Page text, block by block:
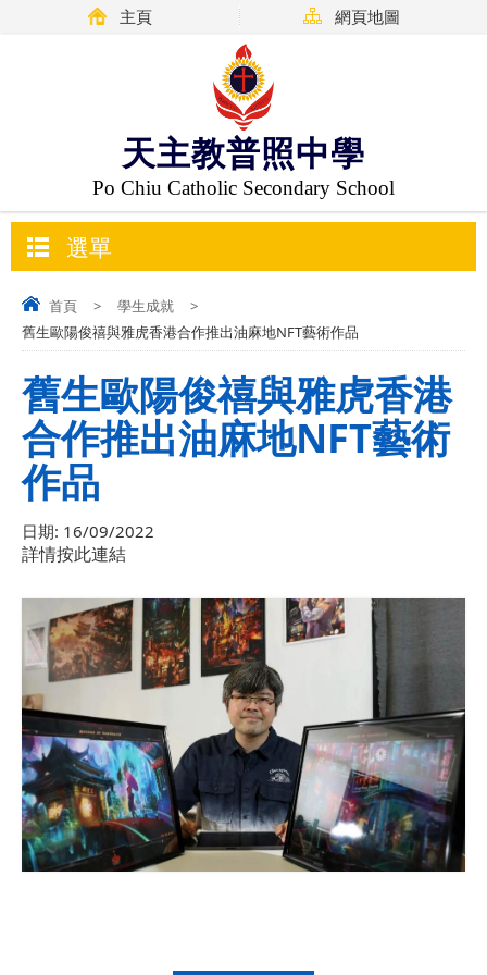
天主教普照中學
Po Chiu Catholic Secondary School
主頁 網頁地圖
選單
首頁 > 學生成就
>
舊生歐陽俊禧與雅虎香港合作推出油麻地NFT藝術作品
舊生歐陽俊禧與雅虎香港
合作推出油麻地NFT藝術
作品
日期: 16/09/2022
詳情按此連結